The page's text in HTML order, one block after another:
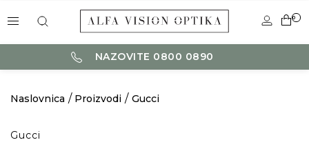
0
NAZOVITE 0800 0890
Naslovnica Proizvodi Gucci
Gucci